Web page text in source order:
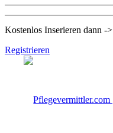
Kostenlos Inserieren dann ->
Registrieren